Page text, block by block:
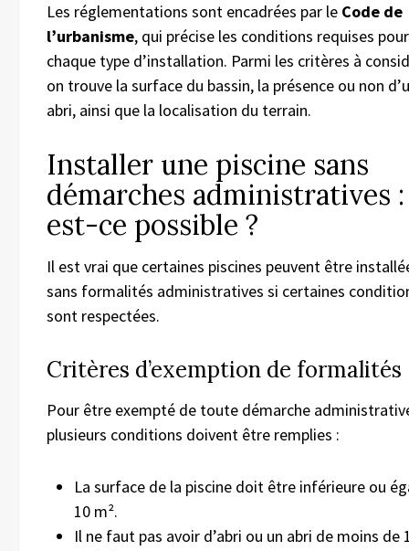
Les réglementations sont encadrées par le Code de
l’urbanisme, qui précise les conditions requises pour
chaque type d’installation. Parmi les critères à
on trouve la surface du bassin, la présence ou non
abri, ainsi que la localisation du terrain.
Installer une piscine sans
démarches administratives :
est-ce possible ?
Il est vrai que certaines piscines peuvent être
sans formalités administratives si certaines
sont respectées.
Critères d’exemption de formalités
Pour être exempté de toute démarche
plusieurs conditions doivent être remplies :
La surface de la piscine doit être inférieure ou
10 m².
Il ne faut pas avoir d’abri ou un abri de moins de